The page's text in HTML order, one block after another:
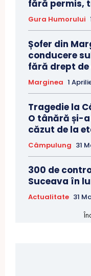
fără permis,
Gura Humorului
Șofer din
conducere
fără drept
Marginea 1
Tragedie la
O tânără și-
căzut de la
Câmpulung 31
300 de
Suceava în
Actualitate 31